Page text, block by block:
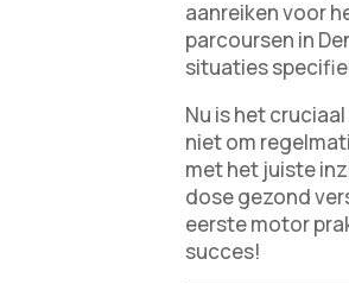
aanreiken voor
parcoursen in
situaties
Nu is het
niet om
met het juiste
dose gezond
eerste motor
succes!